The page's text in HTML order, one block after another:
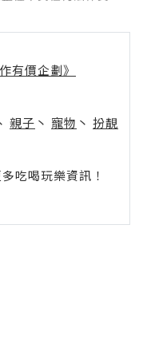
有價企劃》
親子 丶 寵物 丶 扮靚
吃喝玩樂資訊！